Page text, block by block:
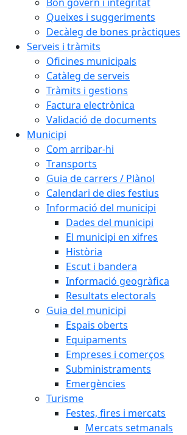
Queixes i suggeriments
Decàleg de bones pràctiques
Serveis i tràmits
Oficines municipals
Catàleg de serveis
Tràmits i gestions
Factura electrònica
Validació de documents
Municipi
Com arribar-hi
Transports
Guia de carrers / Plànol
Calendari de dies festius
Informació del municipi
Dades del municipi
El municipi en xifres
Història
Escut i bandera
Informació geogràfica
Resultats electorals
Guia del municipi
Espais oberts
Equipaments
Empreses i comerços
Subministraments
Emergències
Turisme
Festes, fires i mercats
Mercats setmanals